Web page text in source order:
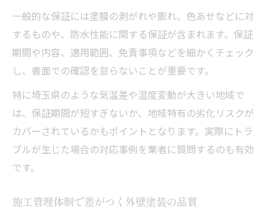
一般的な保証には塗膜の剥がれや膨れ、色あせなどに対
するものや、防水性能に関する保証が含まれます。保証
期間や内容、適用範囲、免責事項などを細かくチェック
し、書面での確認を怠らないことが重要です。
特に埼玉県のような気温差や湿度変動が大きい地域で
は、保証期間が短すぎないか、地域特有の劣化リスクが
カバーされているかもポイントとなります。実際にトラ
ブルが生じた場合の対応事例を業者に質問するのも有効
です。
施工管理体制で差がつく外壁塗装の品質